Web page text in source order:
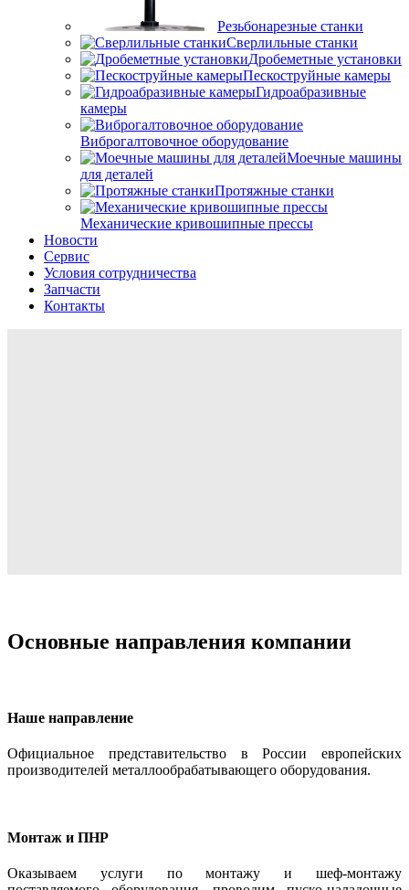
Резьбонарезные станки
Сверлильные станки
Дробеметные установки
Пескоструйные камеры
Гидроабразивные
камеры
Виброгалтовочное оборудование
Моечные машины
для деталей
Протяжные станки
Механические кривошипные прессы
Новости
Сервис
Условия сотрудничества
Запчасти
Контакты
Основные направления компании
Наше направление
Официальное представительство в России европейских
производителей металлообрабатывающего оборудования.
Монтаж и ПНР
Оказываем услуги по монтажу и шеф-монтажу